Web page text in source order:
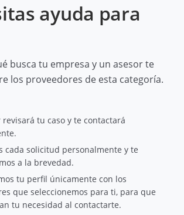
ayuda para
busca tu empresa y un asesor te
los proveedores de esta categoría.
revisará tu caso y te contactará
cada solicitud personalmente y te
a la brevedad.
tu perfil únicamente con los
que seleccionemos para ti, para que
tu necesidad al contactarte.